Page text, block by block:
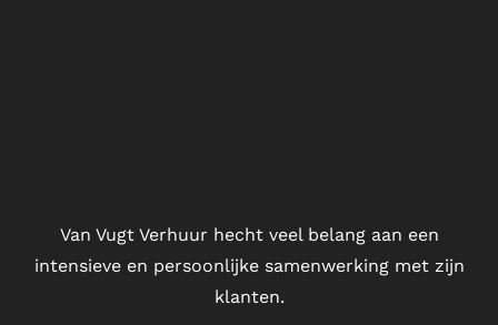
Van Vugt Verhuur hecht veel belang aan een
intensieve en persoonlijke samenwerking met zijn
klanten.